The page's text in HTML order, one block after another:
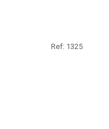
Ref: 1325